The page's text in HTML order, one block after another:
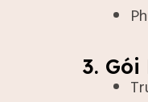
3.